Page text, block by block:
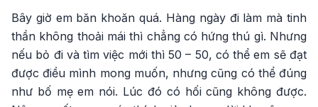
Bây giờ em băn khoăn quá. Hàng ngày đi làm mà tinh
thần không thoải mái thì chẳng có hứng thú gì. Nhưng
nếu bỏ đi và tìm việc mới thì 50 – 50, có thể em sẽ đạt
được điều mình mong muốn, nhưng cũng có thể đúng
như bố mẹ em nói. Lúc đó có hối cũng không được.